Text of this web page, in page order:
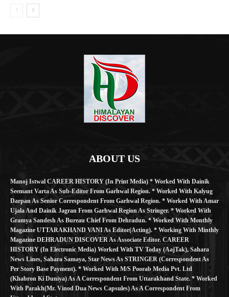
ABOUT US
Manoj Istwal CAREER HISTORY (in Print Media) * Worked With Dainik
Seemant Varta As Sub-Editor From Garhwal Region. * Worked With Kalyug
Darpan As Senior Correspondent From Garhwal Region. * Worked With Amar
Ujala And Dainik Jagran From Garhwal Region As Stringer. * Worked With
Gramya Sandesh As Bureau Chief From Dehradun. * Worked With Monthly
Magazine UTTARAKHAND VANI As Editor(Acting). * Working With Minthly
Magazine DEHRADUN DISCOVER As Associate Editor. CAREER
HISTORY (in Electronic Media) Worked With TV Today (AajTak), Sahara
News Lines, Sahara Samaya, Star News As STRINGER (Correspondent As
Per Story Base Payment). * Worked With M/S Poorab Media Pvt. Ltd
(Khabron Ki Duniya) As A Correspondent From Uttarakhand State. * Worked
With Parakh(Mr. Vinod Dua News Capsules) As A Correspondent From